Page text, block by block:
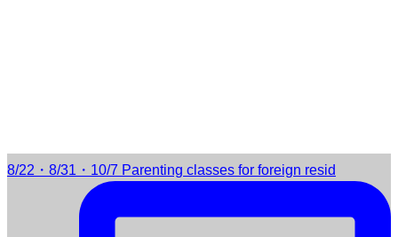
8/22・8/31・10/7 Parenting classes for foreign resid